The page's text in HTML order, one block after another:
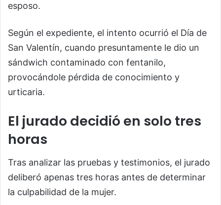
esposo.
Según el expediente, el intento ocurrió el Día de
San Valentín, cuando presuntamente le dio un
sándwich contaminado con fentanilo,
provocándole pérdida de conocimiento y
urticaria.
El jurado decidió en solo tres
horas
Tras analizar las pruebas y testimonios, el jurado
deliberó apenas tres horas antes de determinar
la culpabilidad de la mujer.